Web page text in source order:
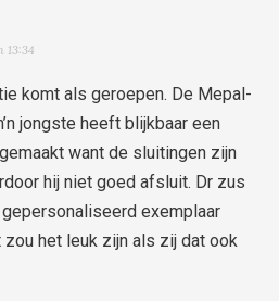
13:34
komt als geroepen. De Mepal-
jongste heeft blijkbaar een
want de sluitingen zijn
hij niet goed afsluit. Dr zus
exemplaar
zou het leuk zijn als zij dat ook